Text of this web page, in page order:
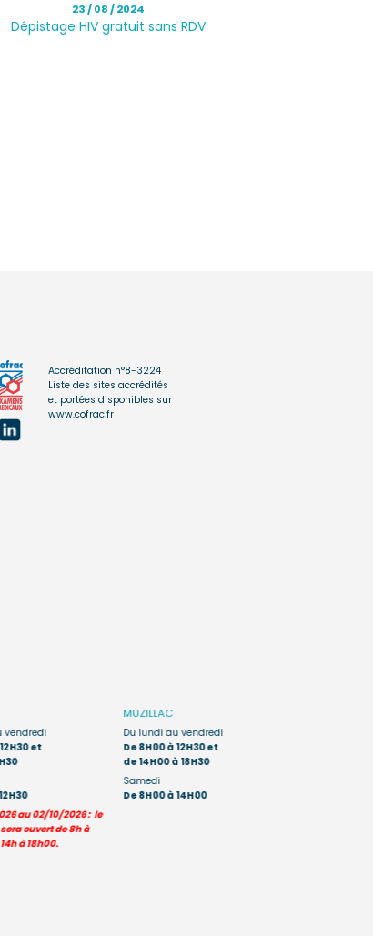
23 / 08 / 2024
Dépistage HIV gratuit sans RDV
Accréditation n°8-3224
Liste des sites accrédités
et portées disponibles sur
www.cofrac.fr
vendredi
et
au 02/10/2026 : le
ouvert de 8h à
à 18h00.
MUZILLAC
Du lundi au vendredi
De 8H00 à 12H30 et
de 14H00 à 18H30
Samedi
De 8H00 à 14H00